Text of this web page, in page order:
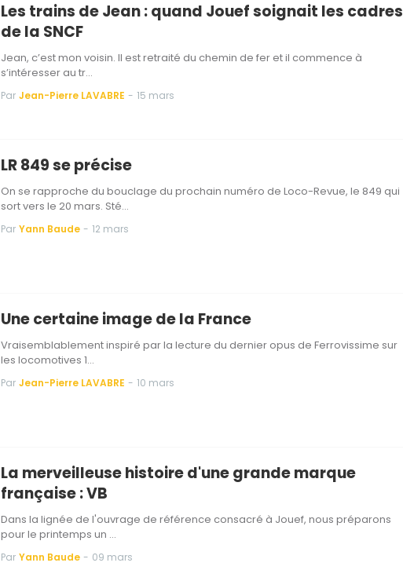
Les trains de Jean : quand Jouef soignait les cadres
de la SNCF
Jean, c’est mon voisin. Il est retraité du chemin de fer et il commence à
s’intéresser au tr…
Par Jean-Pierre LAVABRE - 15 mars
LR 849 se précise
On se rapproche du bouclage du prochain numéro de Loco-Revue, le 849 qui
sort vers le 20 mars. Sté…
Par Yann Baude - 12 mars
Une certaine image de la France
Vraisemblablement inspiré par la lecture du dernier opus de Ferrovissime sur
les locomotives 1…
Par Jean-Pierre LAVABRE - 10 mars
La merveilleuse histoire d'une grande marque
française : VB
Dans la lignée de l'ouvrage de référence consacré à Jouef, nous préparons
pour le printemps un …
Par Yann Baude - 09 mars